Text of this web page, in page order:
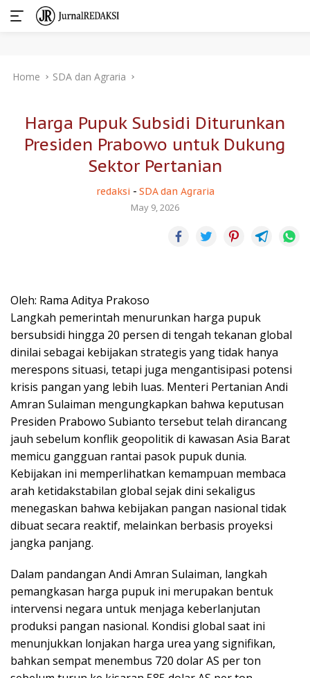
Home SDA dan Agraria
Harga Pupuk Subsidi Diturunkan
Presiden Prabowo untuk Dukung
Sektor Pertanian
redaksi - SDA dan Agraria
May 9, 2026
Oleh: Rama Aditya Prakoso
Langkah pemerintah menurunkan harga pupuk
bersubsidi hingga 20 persen di tengah tekanan global
dinilai sebagai kebijakan strategis yang tidak hanya
merespons situasi, tetapi juga mengantisipasi potensi
krisis pangan yang lebih luas. Menteri Pertanian Andi
Amran Sulaiman mengungkapkan bahwa keputusan
Presiden Prabowo Subianto tersebut telah dirancang
jauh sebelum konflik geopolitik di kawasan Asia Barat
memicu gangguan rantai pasok pupuk dunia.
Kebijakan ini memperlihatkan kemampuan membaca
arah ketidakstabilan global sejak dini sekaligus
menegaskan bahwa kebijakan pangan nasional tidak
dibuat secara reaktif, melainkan berbasis proyeksi
jangka panjang.
Dalam pandangan Andi Amran Sulaiman, langkah
pemangkasan harga pupuk ini merupakan bentuk
intervensi negara untuk menjaga keberlanjutan
produksi pangan nasional. Kondisi global saat ini
menunjukkan lonjakan harga urea yang signifikan,
bahkan sempat menembus 720 dolar AS per ton